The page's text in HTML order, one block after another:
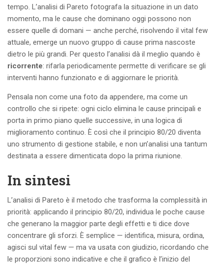
tempo. L’analisi di Pareto fotografa la situazione in un dato
momento, ma le cause che dominano oggi possono non
essere quelle di domani — anche perché, risolvendo il vital few
attuale, emerge un nuovo gruppo di cause prima nascoste
dietro le più grandi. Per questo l’analisi dà il meglio quando è
ricorrente: rifarla periodicamente permette di verificare se gli
interventi hanno funzionato e di aggiornare le priorità.
Pensala non come una foto da appendere, ma come un
controllo che si ripete: ogni ciclo elimina le cause principali e
porta in primo piano quelle successive, in una logica di
miglioramento continuo. È così che il principio 80/20 diventa
uno strumento di gestione stabile, e non un’analisi una tantum
destinata a essere dimenticata dopo la prima riunione.
In sintesi
L’analisi di Pareto è il metodo che trasforma la complessità in
priorità: applicando il principio 80/20, individua le poche cause
che generano la maggior parte degli effetti e ti dice dove
concentrare gli sforzi. È semplice — identifica, misura, ordina,
agisci sul vital few — ma va usata con giudizio, ricordando che
le proporzioni sono indicative e che il grafico è l’inizio del